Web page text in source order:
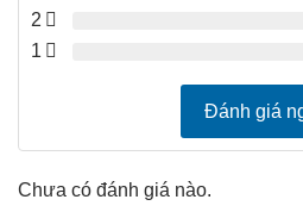
2
1
Đánh giá
Chưa có đánh giá nào.